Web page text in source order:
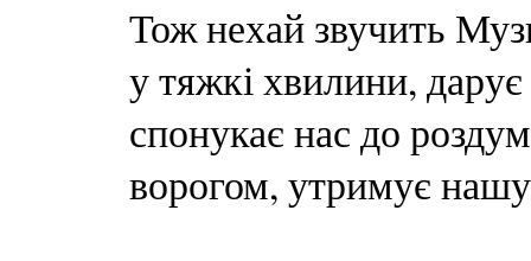
Тож нехай звучить
у тяжкі хвилини,
спонукає нас до
ворогом, утримує